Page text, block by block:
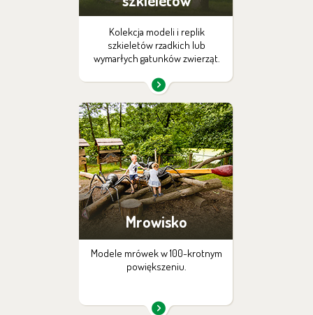
Kolekcja modeli i replik
szkieletów rzadkich lub
wymarłych gatunków zwierząt.
Mrowisko
Modele mrówek w 100-krotnym
powiększeniu.